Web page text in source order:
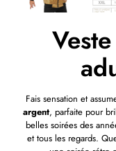
Fais sensation et
argent, parfaite pour
belles soirées des
et tous les regards.